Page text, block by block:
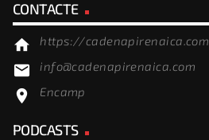
CONTACTE
home https://cadenapirenaica.com
email info@cadenapirenaica.com
location_on Encamp
PODCASTS